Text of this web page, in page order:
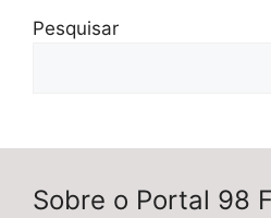
Pesquisar
Sobre o Portal 98